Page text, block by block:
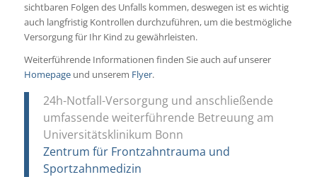
sichtbaren Folgen des Unfalls kommen, deswegen ist es wichtig
auch langfristig Kontrollen durchzuführen, um die bestmögliche
Versorgung für Ihr Kind zu gewährleisten.
Weiterführende Informationen finden Sie auch auf unserer
Homepageund unserem Flyer.
24h-Notfall-Versorgung und anschließende
umfassende weiterführende Betreuung am
Universitätsklinikum Bonn
Zentrum für Frontzahntrauma und
Sportzahnmedizin